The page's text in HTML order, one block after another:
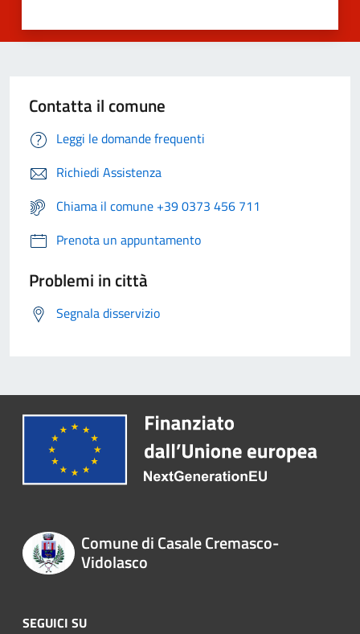
Contatta il comune
Leggi le domande frequenti
Richiedi Assistenza
Chiama il comune +39 0373 456 711
Prenota un appuntamento
Problemi in città
Segnala disservizio
Comune di Casale Cremasco-
Vidolasco
SEGUICI SU